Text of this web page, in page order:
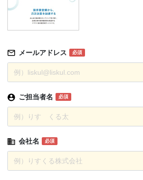
メールアドレス 必須
ご担当者名 必須
会社名 必須